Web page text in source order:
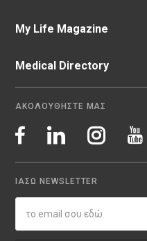
My Life Magazine
Medical Directory
ΑΚΟΛΟΥΘΗΣΤΕ ΜΑΣ
ΙΑΣΩ NEWSLETTER